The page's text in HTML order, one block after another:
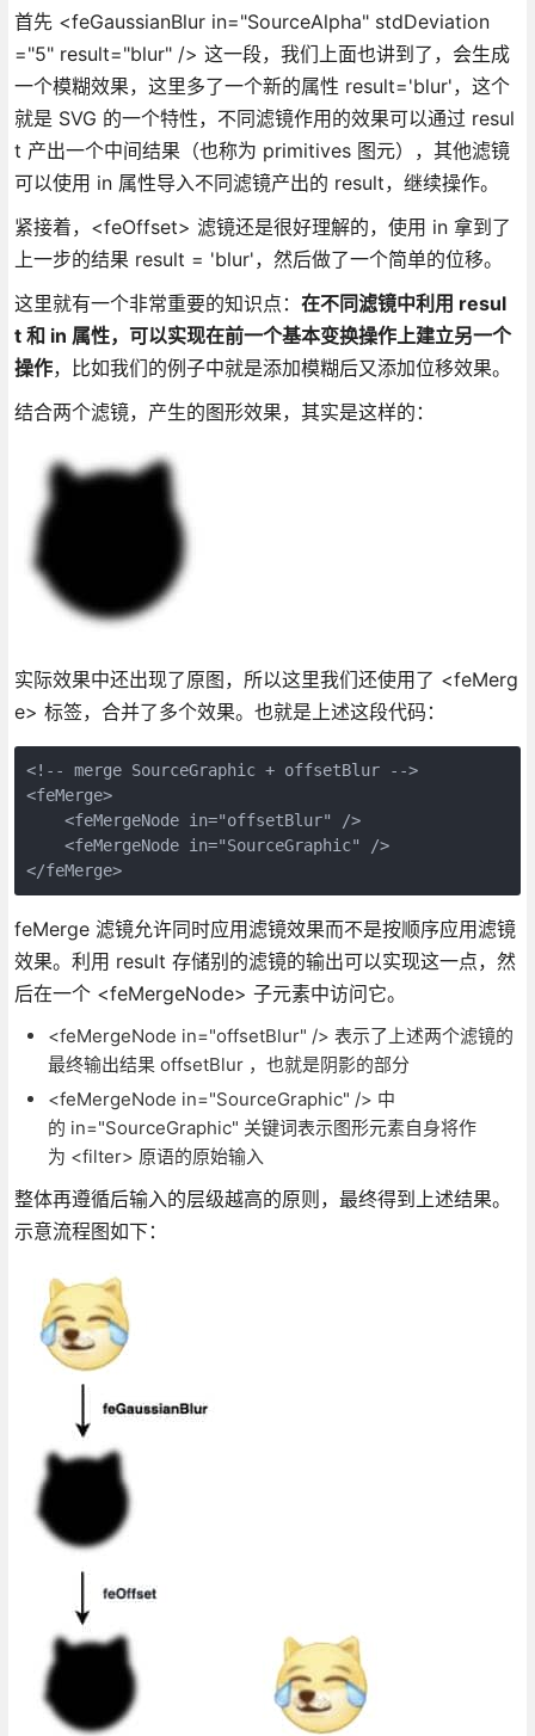
首先 <feGaussianBlur in="SourceAlpha" stdDeviation
="5" result="blur" /> 这一段，我们上面也讲到了，会生成
一个模糊效果，这里多了一个新的属性 result='blur'，这个
就是 SVG 的一个特性，不同滤镜作用的效果可以通过 resul
t 产出一个中间结果（也称为 primitives 图元），其他滤镜
可以使用 in 属性导入不同滤镜产出的 result，继续操作。
紧接着，<feOffset> 滤镜还是很好理解的，使用 in 拿到了
上一步的结果 result = 'blur'，然后做了一个简单的位移。
这里就有一个非常重要的知识点： 在不同滤镜中利用 resul
t 和 in 属性，可以实现在前一个基本变换操作上建立另一个
操作，比如我们的例子中就是添加模糊后又添加位移效果。
结合两个滤镜，产生的图形效果，其实是这样的：
实际效果中还出现了原图，所以这里我们还使用了 <feMerg
e> 标签，合并了多个效果。也就是上述这段代码：
<!-- merge SourceGraphic + offsetBlur -->
<feMerge>
    <feMergeNode in="offsetBlur" />
    <feMergeNode in="SourceGraphic" />
</feMerge>
feMerge 滤镜允许同时应用滤镜效果而不是按顺序应用滤镜
效果。利用 result 存储别的滤镜的输出可以实现这一点，然
后在一个 <feMergeNode> 子元素中访问它。
<feMergeNode in="offsetBlur" /> 表示了上述两个滤镜的
最终输出结果 offsetBlur ，也就是阴影的部分
<feMergeNode in="SourceGraphic" /> 中
的 in="SourceGraphic" 关键词表示图形元素自身将作
为 <filter> 原语的原始输入
整体再遵循后输入的层级越高的原则，最终得到上述结果。
示意流程图如下：